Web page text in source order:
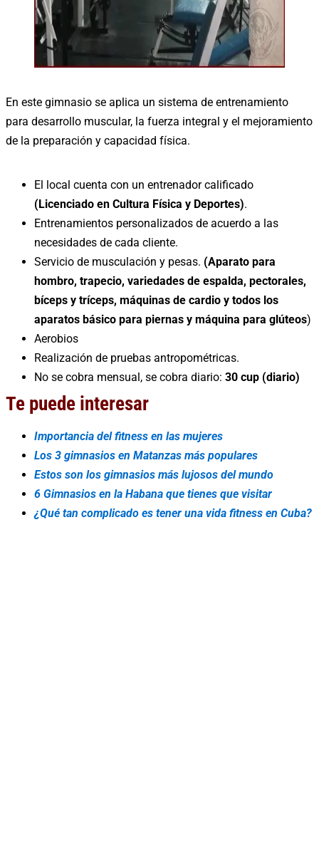
En este gimnasio se aplica un sistema de entrenamiento
para desarrollo muscular, la fuerza integral y el mejoramiento
de la preparación y capacidad física.
El local cuenta con un entrenador calificado
(Licenciado en Cultura Física y Deportes).
Entrenamientos personalizados de acuerdo a las
necesidades de cada cliente.
Servicio de musculación y pesas. (Aparato para
hombro, trapecio, variedades de espalda, pectorales,
bíceps y tríceps, máquinas de cardio y todos los
aparatos básico para piernas y máquina para glúteos)
Aerobios
Realización de pruebas antropométricas.
No se cobra mensual, se cobra diario: 30 cup (diario)
Te puede interesar
Importancia del fitness en las mujeres
Los 3 gimnasios en Matanzas más populares
Estos son los gimnasios más lujosos del mundo
6 Gimnasios en la Habana que tienes que visitar
¿Qué tan complicado es tener una vida fitness en Cuba?